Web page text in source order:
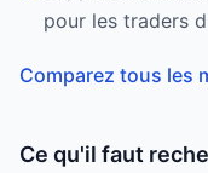
pour les traders
Comparez tous les
Ce qu'il faut